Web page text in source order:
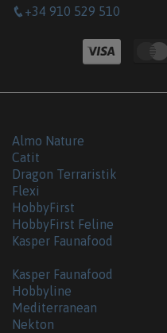
+34 910 529 510
Almo Nature
Catit
Dragon Terraristik
Flexi
HobbyFirst
HobbyFirst Feline
Kasper Faunafood
Kasper Faunafood
Hobbyline
Mediterranean
Nekton